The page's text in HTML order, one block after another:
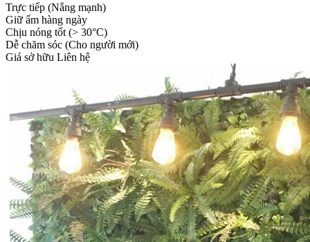
Trực tiếp (Nắng mạnh)
Giữ ẩm hàng ngày
Chịu nóng tốt (> 30°C)
Dễ chăm sóc (Cho người mới)
Giá sở hữu Liên hệ